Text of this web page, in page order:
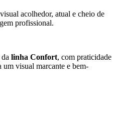
acolhedor, atual e cheio de
profissional.
linha Confort, com praticidade
um visual marcante e bem-